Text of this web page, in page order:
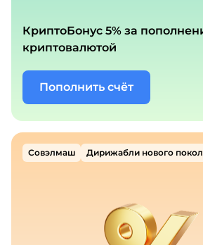
КриптоБонус 5% за
криптовалютой
Пополнить счёт
Совэлмаш Дирижабли нового